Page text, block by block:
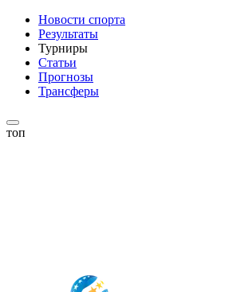
Новости спорта
Результаты
Турниры
Статьи
Прогнозы
Трансферы
топ